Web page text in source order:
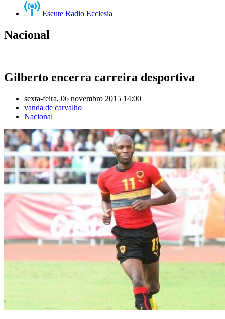
Escute Radio Ecclesia
Nacional
Gilberto encerra carreira desportiva
sexta-feira, 06 novembro 2015 14:00
vanda de carvalho
Nacional